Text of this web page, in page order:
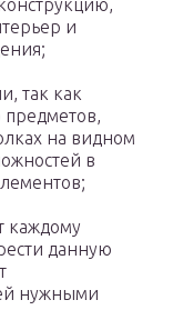
и
так как
на видном
в
каждому
данную
нужными